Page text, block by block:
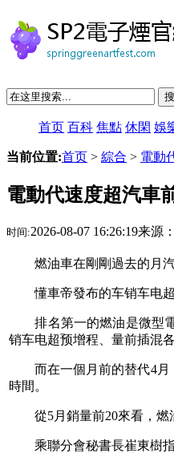
首页 百科 焦點 休閑 娛
当前位置:首页 > 綜合 > 電動
電動代速度超汽車
时间:2026-08-07 16:26:19来源：
燃油車在剛剛過去的月
懂車帝發布的车销车电
排名第一的燃油是微型
销车电超预增程、量前插混
而在一個月前的替代4月
時間。
從5月銷量前20來看，
乘聯分會秘書長崔東樹